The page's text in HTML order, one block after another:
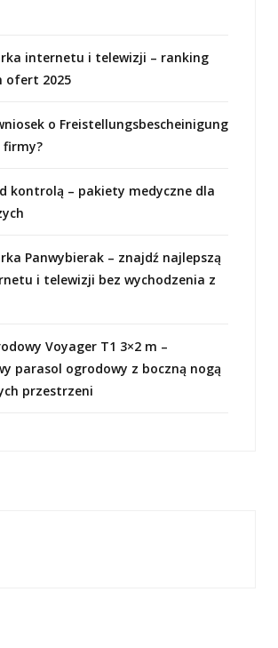
internetu i telewizji – ranking
ofert 2025
o Freistellungsbescheinigung
firmy?
kontrolą – pakiety medyczne dla
Panwybierak – znajdź najlepszą
i telewizji bez wychodzenia z
Voyager T1 3×2 m –
parasol ogrodowy z boczną nogą
przestrzeni